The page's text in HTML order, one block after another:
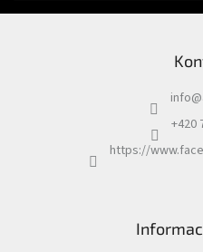
info@
+420
https://